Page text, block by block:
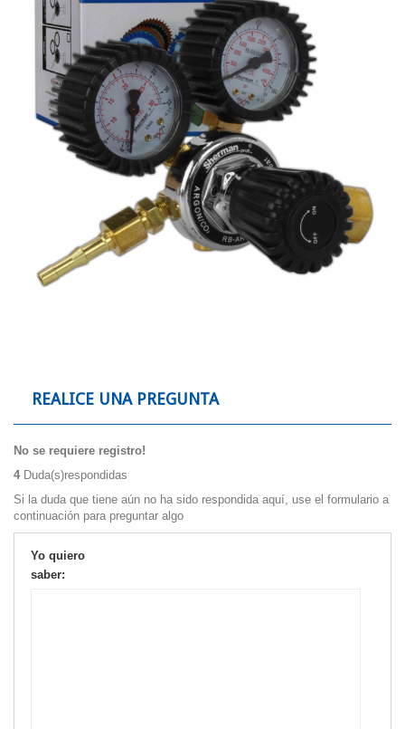
REALICE UNA PREGUNTA
No se requiere registro!
4 Duda(s)respondidas
Si la duda que tiene aún no ha sido respondida aquí, use el formulario a
continuación para preguntar algo
Yo quiero
saber: